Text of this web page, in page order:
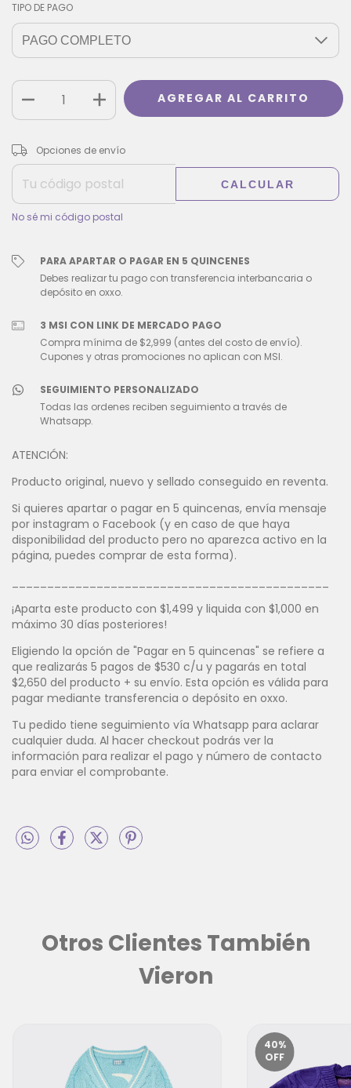
TIPO DE PAGO
Entregas para el CP:
Opciones de envío
CALCULAR
No sé mi código postal
PARA APARTAR O PAGAR EN 5 QUINCENES
Debes realizar tu pago con transferencia interbancaria o
depósito en oxxo.
3 MSI CON LINK DE MERCADO PAGO
Compra mínima de $2,999 (antes del costo de envío).
Cupones y otras promociones no aplican con MSI.
SEGUIMIENTO PERSONALIZADO
Todas las ordenes reciben seguimiento a través de
Whatsapp.
ATENCIÓN:
Producto original, nuevo y sellado conseguido en reventa.
Si quieres apartar o pagar en 5 quincenas, envía mensaje
por instagram o Facebook (y en caso de que haya
disponibilidad del producto pero no aparezca activo en la
página, puedes comprar de esta forma).
¡Aparta este producto con $1,499 y liquida con $1,000 en
máximo 30 días posteriores!
Eligiendo la opción de "Pagar en 5 quincenas" se refiere a
que realizarás 5 pagos de $530 c/u y pagarás en total
$2,650 del producto + su envío. Esta opción es válida para
pagar mediante transferencia o depósito en oxxo.
Tu pedido tiene seguimiento vía Whatsapp para aclarar
cualquier duda. Al hacer checkout podrás ver la
información para realizar el pago y número de contacto
para enviar el comprobante.
Otros Clientes También
Vieron
40%
OFF